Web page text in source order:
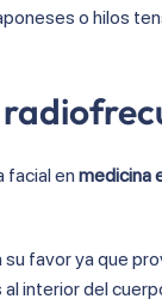
o hilos
facial en medicina
su favor ya que
interior del